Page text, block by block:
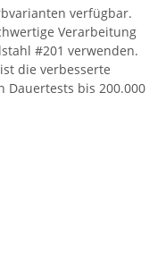
verfügbar.
Verarbeitung
#201 verwenden.
die verbesserte
Dauertests bis 200.000